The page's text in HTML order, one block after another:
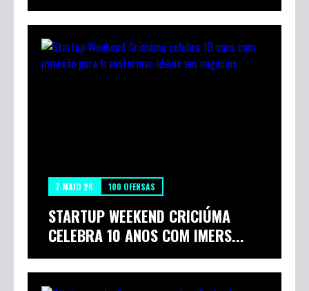
7 MAIO 26 100 OFENSAS
STARTUP WEEKEND CRICIÚMA
CELEBRA 10 ANOS COM IMERS...